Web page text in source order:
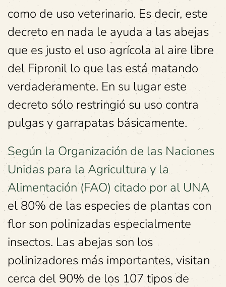
como de uso veterinario. Es decir, este
decreto en nada le ayuda a las abejas
que es justo el uso agrícola al aire libre
del Fipronil lo que las está matando
verdaderamente. En su lugar este
decreto sólo restringió su uso contra
pulgas y garrapatas básicamente.
Según la Organización de las Naciones
Unidas para la Agricultura y la
Alimentación (FAO) citado por al UNA
el 80% de las especies de plantas con
flor son polinizadas especialmente
insectos. Las abejas son los
polinizadores más importantes, visitan
cerca del 90% de los 107 tipos de